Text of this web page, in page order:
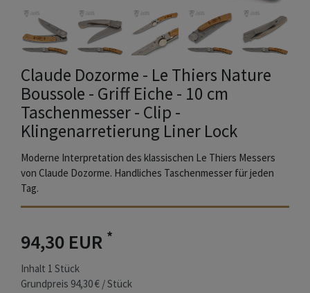
Claude Dozorme - Le Thiers Nature
Boussole - Griff Eiche - 10 cm
Taschenmesser - Clip -
Klingenarretierung Liner Lock
Moderne Interpretation des klassischen Le Thiers Messers
von Claude Dozorme. Handliches Taschenmesser für jeden
Tag.
94,30 EUR *
Inhalt 1 Stück
Grundpreis 94,30 € / Stück